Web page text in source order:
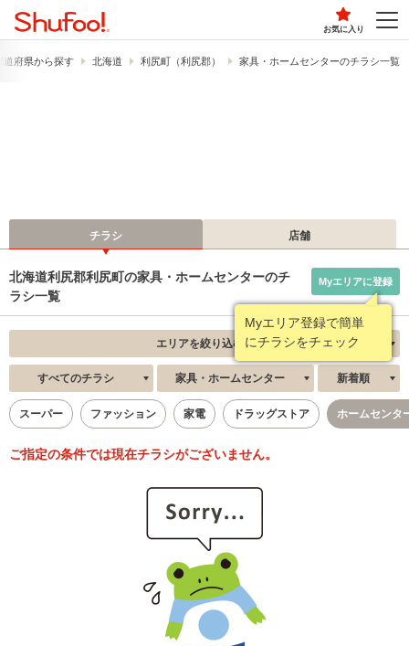
お気に入り
道府県から探す 北海道 利尻町（利尻郡） 家具・ホームセンターのチラシ一覧
チラシ 店舗
北海道利尻郡利尻町の家具・ホームセンターのチ
ラシ一覧
Myエリア登録で簡単
にチラシをチェック
Myエリアに登録
エリアを絞り込む
すべてのチラシ 家具・ホームセンター 新着順
スーパー ファッション 家電 ドラッグストア ホームセンタ
ご指定の条件では現在チラシがございません。